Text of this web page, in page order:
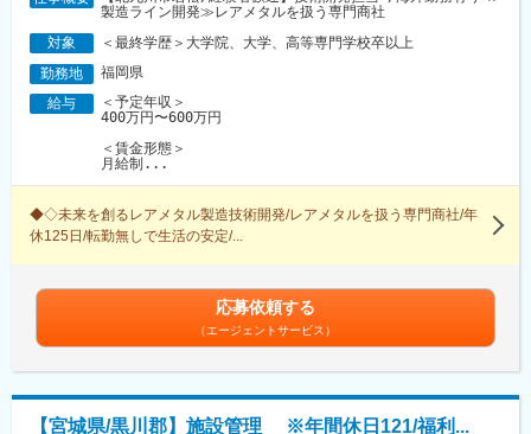
製造ライン開発≫レアメタルを扱う専門商社
対象
＜最終学歴＞大学院、大学、高等専門学校卒以上
勤務地
福岡県
給与
＜予定年収＞
400万円〜600万円
＜賃金形態＞
月給制...
◆◇未来を創るレアメタル製造技術開発/レアメタルを扱う専門商社/年
休125日/転勤無しで生活の安定/...
応募依頼する
（エージェントサービス）
【宮城県/黒川郡】施設管理 ※年間休日121/福利...